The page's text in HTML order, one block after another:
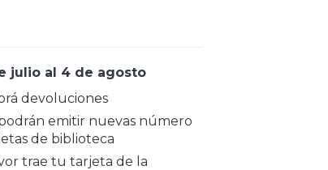
julio al 4 de agosto
devoluciones
emitir nuevas número
de biblioteca
trae tu tarjeta de la